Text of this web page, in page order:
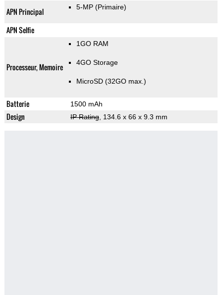
APN Principal 5-MP (Primaire)
APN Selfie
Processeur, Memoire
1GO RAM
4GO Storage
MicroSD (32GO max.)
Batterie 1500 mAh
Design IP Rating, 134.6 x 66 x 9.3 mm